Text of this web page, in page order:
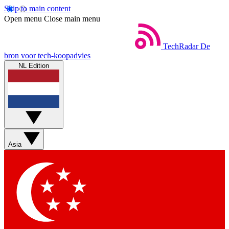
Skip to main content
Open menu Close main menu
TechRadar De
bron voor tech-koopadvies
NL Edition
Asia